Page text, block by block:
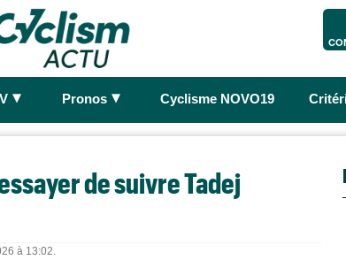
► Pronos ► Cyclisme NOVO19
de suivre Tadej
à 13:02.